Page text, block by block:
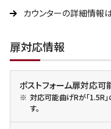
カウンターの詳細情報
扉対応情報
ポストフォーム扉対応可
対応可能曲げRが「1.5R
す。